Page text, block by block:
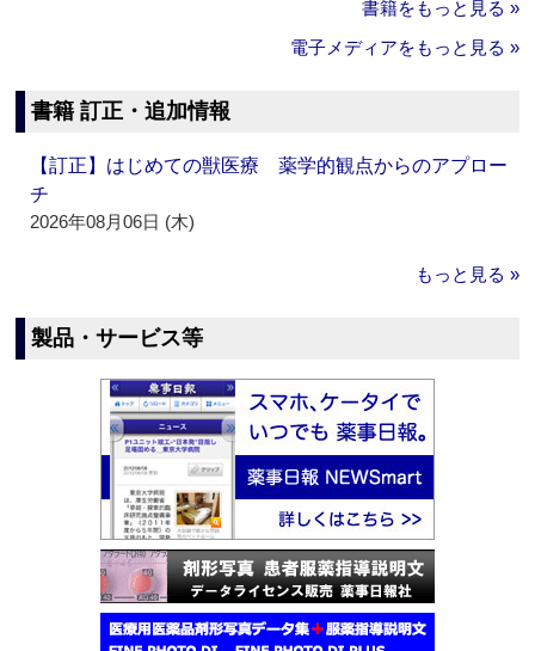
書籍をもっと見る »
電子メディアをもっと見る »
書籍 訂正・追加情報
【訂正】はじめての獣医療 薬学的観点からのアプロー
チ
2026年08月06日 (木)
もっと見る »
製品・サービス等